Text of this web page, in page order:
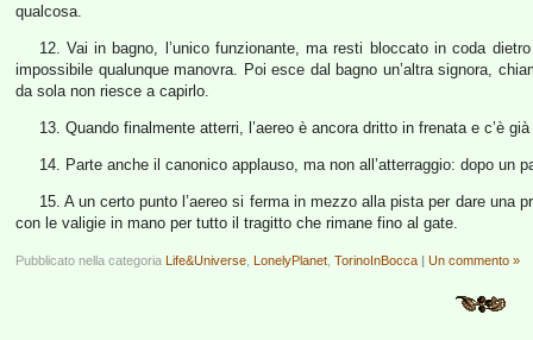
qualcosa.
12. Vai in bagno, l’unico funzionante, ma resti bloccato in coda
impossibile qualunque manovra. Poi esce dal bagno un’altra signora,
da sola non riesce a capirlo.
13. Quando finalmente atterri, l’aereo è ancora dritto in frenata e c’è
14. Parte anche il canonico applauso, ma non all’atterraggio: dopo un
15. A un certo punto l’aereo si ferma in mezzo alla pista per dare una
con le valigie in mano per tutto il tragitto che rimane fino al gate.
Pubblicato nella categoria Life&Universe LonelyPlanet TorinoInBocca | Un commento »